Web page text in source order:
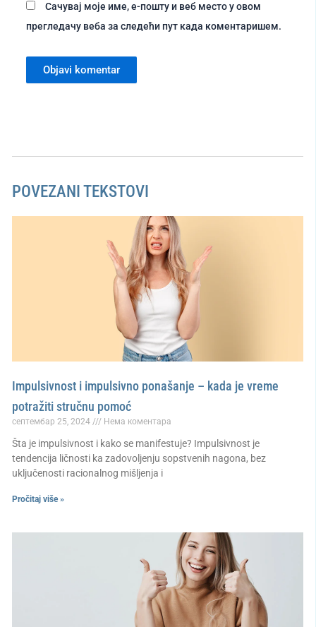
Сачувај моје име, е-пошту и веб место у овом
прегледачу веба за следећи пут када коментаришем.
POVEZANI TEKSTOVI
Impulsivnost i impulsivno ponašanje – kada je vreme
potražiti stručnu pomoć
септембар 25, 2024 Нема коментара
Šta je impulsivnost i kako se manifestuje? Impulsivnost je
tendencija ličnosti ka zadovoljenju sopstvenih nagona, bez
uključenosti racionalnog mišljenja i
Pročitaj više »